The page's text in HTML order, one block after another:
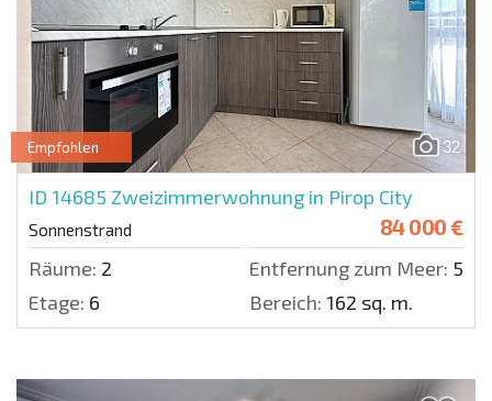
32
Empfohlen
ID 14685 Zweizimmerwohnung in Pirop City
Sonnenstrand 84 000 €
Räume: 2 Entfernung zum Meer: 500
Etage: 6 Bereich: 162 sq. m.